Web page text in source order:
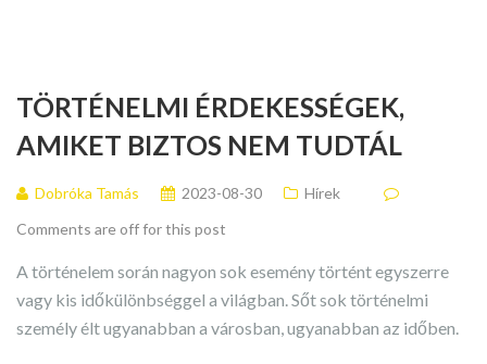
TÖRTÉNELMI ÉRDEKESSÉGEK,
AMIKET BIZTOS NEM TUDTÁL
Dobróka Tamás 2023-08-30
Hírek
Comments are off for this post
A történelem során nagyon sok esemény történt egyszerre
vagy kis időkülönbséggel a világban. Sőt sok történelmi
személy élt ugyanabban a városban, ugyanabban az időben.